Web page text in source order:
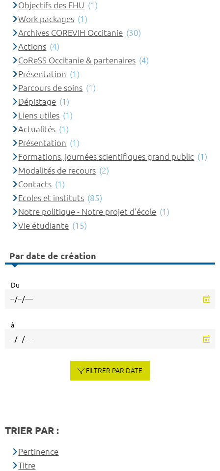
Objectifs des FHU (1)
Work packages (1)
Archives COREVIH Occitanie (30)
Actions (4)
CoReSS Occitanie & partenaires (4)
Présentation (1)
Parcours de soins (1)
Dépistage (1)
Liens utiles (1)
Actualités (1)
Présentation (1)
Formations, journées scientifiques grand public (1)
Modalités de recours (2)
Contacts (1)
Ecoles et instituts (85)
Notre politique - Notre projet d'école (1)
Vie étudiante (15)
Par date de création
Du
à
FILTRER PAR DATE
TRIER PAR :
Pertinence
Titre